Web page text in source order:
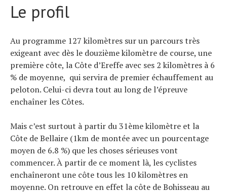
Le profil
Au programme 127 kilomètres sur un parcours très
exigeant avec dès le douzième kilomètre de course, une
première côte, la Côte d’Ereffe avec ses 2 kilomètres à 6
% de moyenne, qui servira de premier échauffement au
peloton. Celui-ci devra tout au long de l’épreuve
enchaîner les Côtes.
Mais c’est surtout à partir du 31ème kilomètre et la
Côte de Bellaire (1km de montée avec un pourcentage
moyen de 6.8 %) que les choses sérieuses vont
commencer. À partir de ce moment là, les cyclistes
enchaîneront une côte tous les 10 kilomètres en
moyenne. On retrouve en effet la côte de Bohisseau au